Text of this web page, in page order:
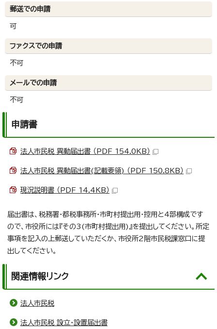
郵送での申請
可
ファクスでの申請
不可
メールでの申請
不可
申請書
法人市民税 異動届出書 （PDF 154.0KB）
法人市民税 異動届出書(記載要領) （PDF 150.8KB）
現況説明書 （PDF 14.4KB）
届出書は、税務署・都税事務所・市町村提出用・控用と4部構成です
ので、市役所には『その3(市町村提出用)』を提出してください。所定
事項を記入の上郵送していただくか、市役所2階市民税課窓口に提
出してください。
関連情報リンク
法人市民税
法人市民税 設立・設置届出書